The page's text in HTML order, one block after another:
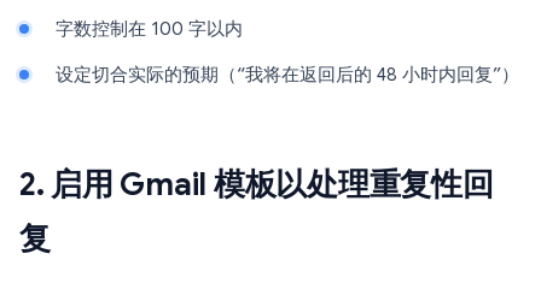
字数控制在 100 字以内
设定切合实际的预期（“我将在返回后的 48 小时内回复”）
2. 启用 Gmail 模板以处理重复性回
复